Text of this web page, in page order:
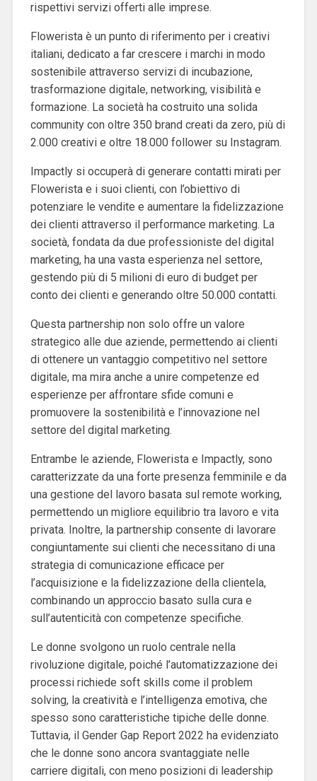
rispettivi servizi offerti alle imprese.
Flowerista è un punto di riferimento per i creativi
italiani, dedicato a far crescere i marchi in modo
sostenibile attraverso servizi di incubazione,
trasformazione digitale, networking, visibilità e
formazione. La società ha costruito una solida
community con oltre 350 brand creati da zero, più di
2.000 creativi e oltre 18.000 follower su Instagram.
Impactly si occuperà di generare contatti mirati per
Flowerista e i suoi clienti, con l’obiettivo di
potenziare le vendite e aumentare la fidelizzazione
dei clienti attraverso il performance marketing. La
società, fondata da due professioniste del digital
marketing, ha una vasta esperienza nel settore,
gestendo più di 5 milioni di euro di budget per
conto dei clienti e generando oltre 50.000 contatti.
Questa partnership non solo offre un valore
strategico alle due aziende, permettendo ai clienti
di ottenere un vantaggio competitivo nel settore
digitale, ma mira anche a unire competenze ed
esperienze per affrontare sfide comuni e
promuovere la sostenibilità e l’innovazione nel
settore del digital marketing.
Entrambe le aziende, Flowerista e Impactly, sono
caratterizzate da una forte presenza femminile e da
una gestione del lavoro basata sul remote working,
permettendo un migliore equilibrio tra lavoro e vita
privata. Inoltre, la partnership consente di lavorare
congiuntamente sui clienti che necessitano di una
strategia di comunicazione efficace per
l’acquisizione e la fidelizzazione della clientela,
combinando un approccio basato sulla cura e
sull’autenticità con competenze specifiche.
Le donne svolgono un ruolo centrale nella
rivoluzione digitale, poiché l’automatizzazione dei
processi richiede soft skills come il problem
solving, la creatività e l’intelligenza emotiva, che
spesso sono caratteristiche tipiche delle donne.
Tuttavia, il Gender Gap Report 2022 ha evidenziato
che le donne sono ancora svantaggiate nelle
carriere digitali, con meno posizioni di leadership